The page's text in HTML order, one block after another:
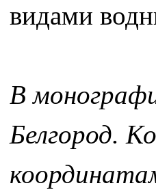
видами
В
Белгород.